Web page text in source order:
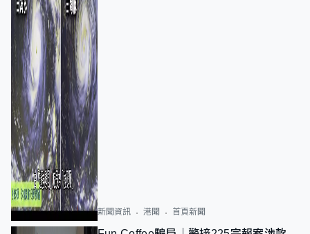
新聞資訊 港聞 首頁新聞